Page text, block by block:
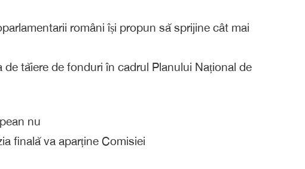
români își propun să sprijine cât mai
tăiere de fonduri în cadrul Planului Național de
nu
finală va aparține Comisiei